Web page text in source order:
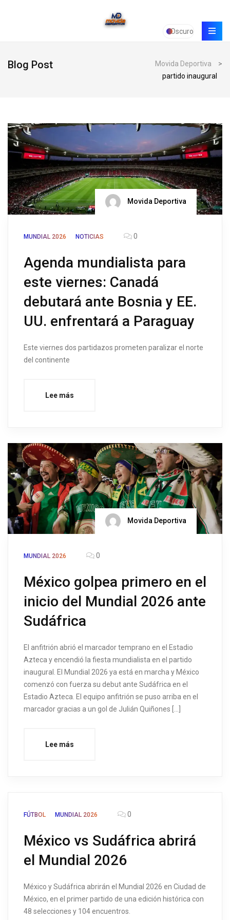
Oscuro
Blog Post Movida Deportiva
>
partido inaugural
Movida Deportiva
MUNDIAL 2026 NOTICIAS 0
Agenda mundialista para
este viernes: Canadá
debutará ante Bosnia y EE.
UU. enfrentará a Paraguay
Este viernes dos partidazos prometen paralizar el norte
del continente
Lee más
Movida Deportiva
MUNDIAL 2026 0
México golpea primero en el
inicio del Mundial 2026 ante
Sudáfrica
El anfitrión abrió el marcador temprano en el Estadio
Azteca y encendió la fiesta mundialista en el partido
inaugural. El Mundial 2026 ya está en marcha y México
comenzó con fuerza su debut ante Sudáfrica en el
Estadio Azteca. El equipo anfitrión se puso arriba en el
marcador gracias a un gol de Julián Quiñones […]
Lee más
FÚTBOL MUNDIAL 2026 0
México vs Sudáfrica abrirá
el Mundial 2026
México y Sudáfrica abrirán el Mundial 2026 en Ciudad de
México, en el primer partido de una edición histórica con
48 selecciones y 104 encuentros.